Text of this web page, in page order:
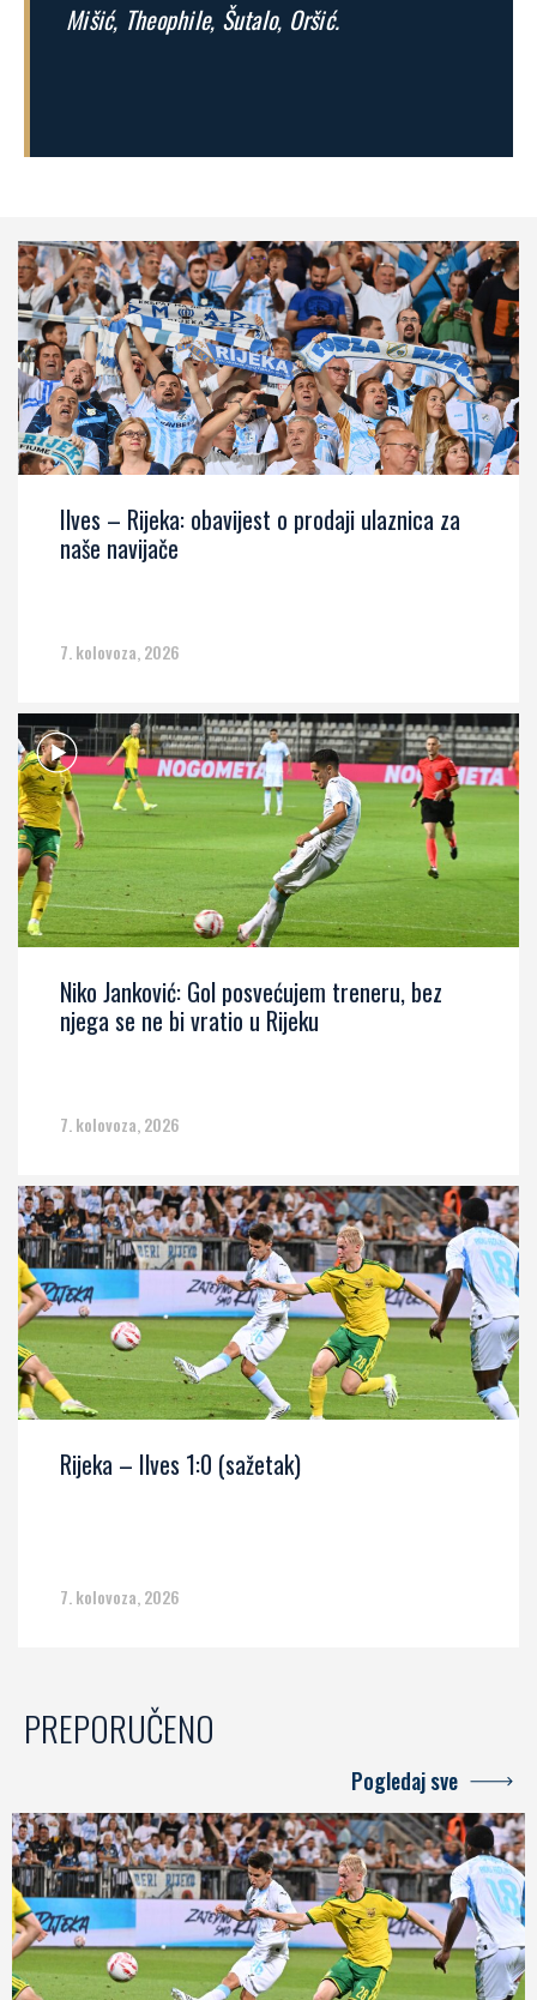
Mišić, Theophile, Šutalo, Oršić.
Ilves – Rijeka: obavijest o prodaji ulaznica za
naše navijače
7. kolovoza, 2026
Niko Janković: Gol posvećujem treneru, bez
njega se ne bi vratio u Rijeku
7. kolovoza, 2026
Rijeka – Ilves 1:0 (sažetak)
7. kolovoza, 2026
PREPORUČENO
Pogledaj sve